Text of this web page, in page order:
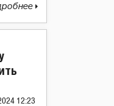
12:23